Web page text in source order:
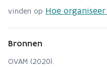
vinden op Hoe
Bronnen
OVAM (2020).